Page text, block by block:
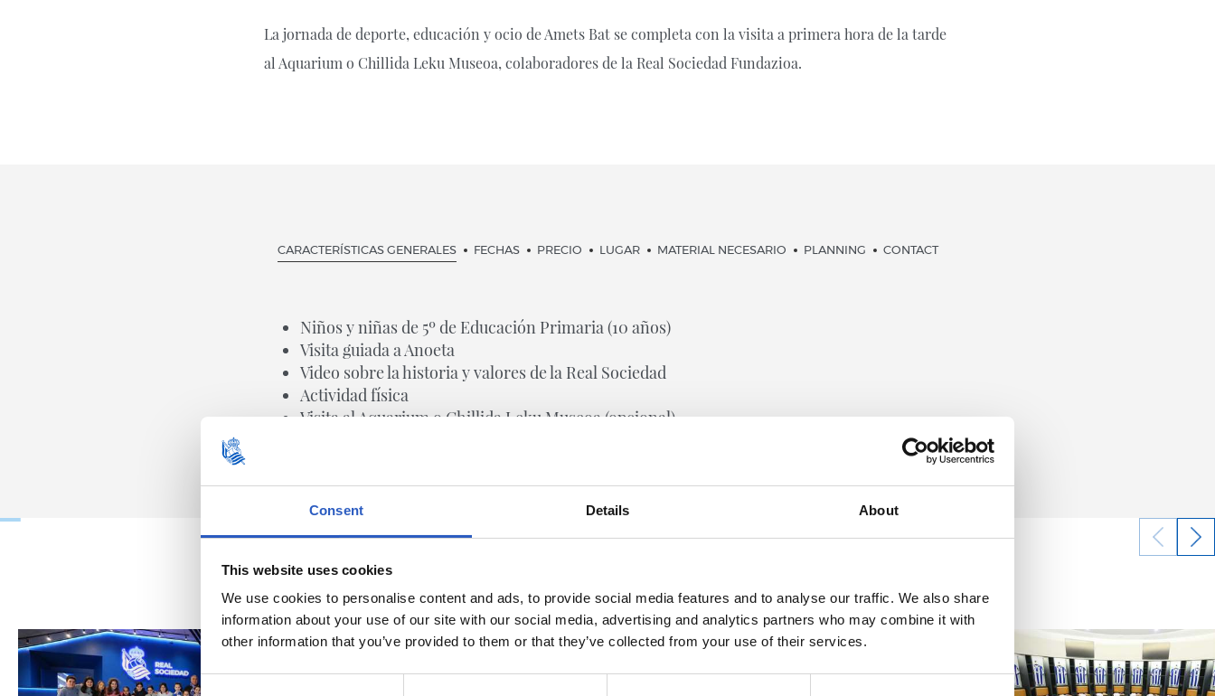
Consent Details About
This website uses cookies
We use cookies to personalise content and ads, to provide social media features and to analyse our traffic. We also share
information about your use of our site with our social media, advertising and analytics partners who may combine it with
other information that you’ve provided to them or that they’ve collected from your use of their services.
Consent
La jornada de deporte, educación y ocio de Amets Bat se completa con la visita a primera hora de la tarde
al Aquarium o Chillida Leku Museoa, colaboradores de la Real Sociedad Fundazioa.
CARACTERÍSTICAS GENERALES FECHAS PRECIO LUGAR MATERIAL NECESARIO PLANNING CONTACT
Niños y niñas de 5º de Educación Primaria (10 años)
Visita guiada a Anoeta
Video sobre la historia y valores de la Real Sociedad
Actividad física
Visita al Aquarium o Chillida Leku Museoa (opcional)